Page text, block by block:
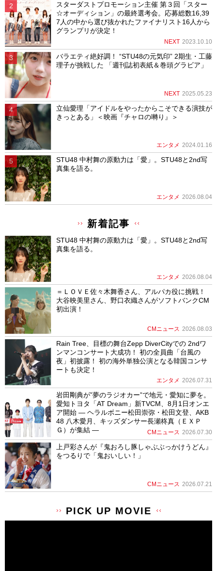
スターダストプロモーション主催 第３回「スター
☆オーディション」の最終選考会。応募総数16,39
7人の中から選び抜かれたファイナリスト16人から
グランプリが決定！
NEXT 2023.10.10
バラエティ絶好調！ “STU48の元気印” 2期生・工藤
理子が挑戦した 「週刊誌初表紙＆巻頭グラビア」
NEXT 2025.05.23
立仙愛理「アイドルをやったからこそできる演技が
きっとある」＜映画『チャロの囀り』＞
エンタメ 2024.01.16
STU48 中村舞の原動力は「愛」。STU48と2nd写
真集を語る。
エンタメ 2026.08.04
新着記事
STU48 中村舞の原動力は「愛」。STU48と2nd写
真集を語る。
エンタメ 2026.08.04
＝ＬＯＶＥ佐々木舞香さん、アルパカ役に挑戦！
大谷映美里さん、野口衣織さんがソフトバンクCM
初出演！
CMニュース 2026.08.03
Rain Tree、目標の舞台Zepp DiverCityでの 2ndワ
ンマンコンサート大成功！ 初の全員曲「台風の
夜」初披露！ 初の海外単独公演となる韓国コンサ
ートも決定！
エンタメ 2026.07.31
岩田剛典が”夢のラジオカー”で地元・愛知に夢を。
愛知トヨタ「AT Dream」新TVCM、8月1日オンエ
ア開始 ― ヘラルボニー松田崇弥・松田文登、AKB
48 八木愛月、キッズダンサー長瀬柊真（ＥＸＰ
Ｇ）が集結 ―
CMニュース 2026.07.30
上戸彩さんが『鬼おろし豚しゃぶぶっかけうどん』
をつるりで「鬼おいしい！」
CMニュース 2026.07.21
PICK UP MOVIE